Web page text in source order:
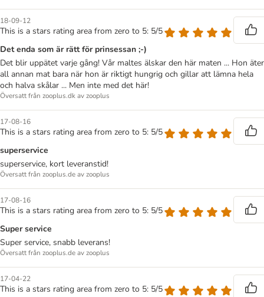
18-09-12
This is a stars rating area from zero to 5: 5/5
Det enda som är rätt för prinsessan ;-)
Det blir uppätet varje gång! Vår maltes älskar den här maten ... Hon äter
all annan mat bara när hon är riktigt hungrig och gillar att lämna hela
och halva skålar ... Men inte med det här!
Översatt från zooplus.dk av zooplus
17-08-16
This is a stars rating area from zero to 5: 5/5
superservice
superservice, kort leveranstid!
Översatt från zooplus.de av zooplus
17-08-16
This is a stars rating area from zero to 5: 5/5
Super service
Super service, snabb leverans!
Översatt från zooplus.de av zooplus
17-04-22
This is a stars rating area from zero to 5: 5/5